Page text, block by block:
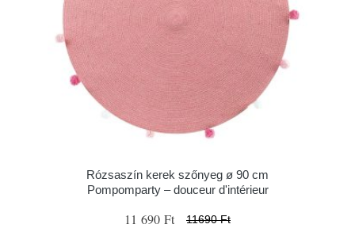
Rózsaszín kerek szőnyeg ø 90 cm
Pompomparty – douceur d'intérieur
11 690 Ft 11690 Ft